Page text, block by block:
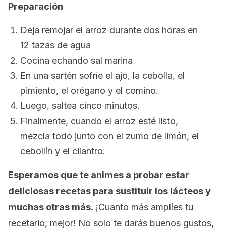
Preparación
Deja remojar el arroz durante dos horas en
12 tazas de agua
Cocina echando sal marina
En una sartén sofríe el ajo, la cebolla, el
pimiento, el orégano y el comino.
Luego, saltea cinco minutos.
Finalmente, cuando el arroz esté listo,
mezcla todo junto con el zumo de limón, el
cebollín y el cilantro.
Esperamos que te animes a probar estar
deliciosas recetas para sustituir los lácteos y
muchas otras más. ¡Cuanto más amplíes tu
recetario, mejor! No solo te darás buenos gustos,